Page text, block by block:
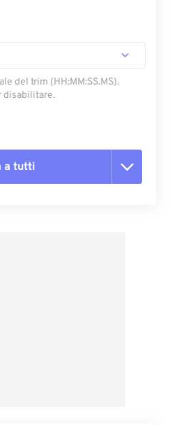
del trim (HH:MM:SS.MS).
disabilitare.
a tutti